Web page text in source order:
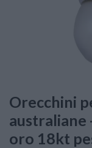
Orecchini
australiane
oro 18kt